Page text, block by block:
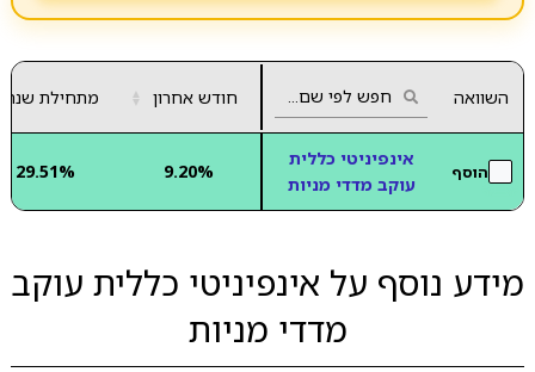
השוואה חודש אחרון ▲
▼ מתחילת שנה
הוסף
אינפיניטי כללית
עוקב מדדי מניות
9.20%
29.51%
מידע נוסף על אינפיניטי כללית עוקב
מדדי מניות